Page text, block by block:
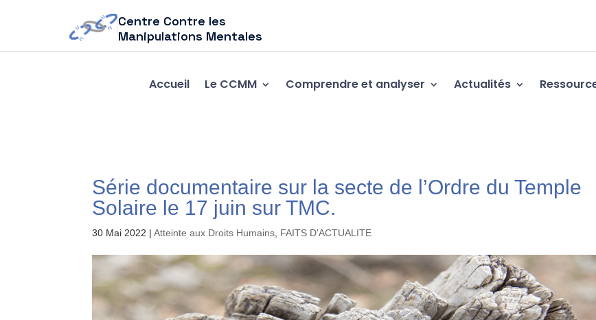
Centre Contre les
Manipulations Mentales
Accueil Le CCMM Comprendre et analyser Actualités
Série documentaire sur la secte de l’Ordre du Temple
Solaire le 17 juin sur TMC.
30 Mai 2022 |Atteinte aux Droits Humains FAITS D'ACTUALITE